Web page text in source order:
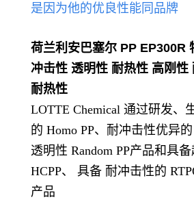
是因为他的优良性能同品牌
荷兰利安巴塞尔 PP EP300R
冲击性 透明性 耐热性 高刚性
耐热性
LOTTE Chemical 通过研发、
的 Homo PP、耐冲击性优异
透明性 Random PP产品和具
HCPP、 具备 耐冲击性的
产品